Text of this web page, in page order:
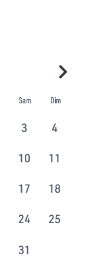
Sam Dim
3 4
10 11
17 18
24 25
31